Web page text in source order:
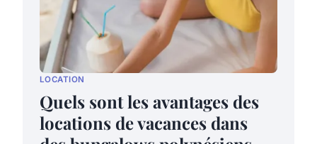
LOCATION
Quels sont les avantages des
locations de vacances dans